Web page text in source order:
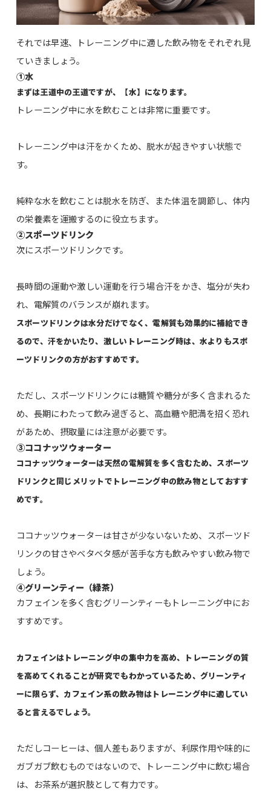
それでは早速、トレーニング中に適した飲み物をそれぞれ見
ていきましょう。
①水
まずは王道中の王道ですが、【水】になります。
トレーニング中に水を飲むことは非常に重要です。
トレーニング中は汗をかくため、脱水が起きやすい状態で
す。
純粋な水を飲むことは脱水を防ぎ、また体温を調節し、体内
の栄養素を運搬するのに役立ちます。
②スポーツドリンク
次にスポーツドリンクです。
長時間の運動や激しい運動を行う場合汗をかき、塩分が失わ
れ、電解質のバランスが崩れます。
スポーツドリンクは水分だけでなく、電解質も効果的に補給でき
るので、汗をかいたり、激しいトレーニング時は、水よりもスポ
ーツドリンクの方がおすすめです。
ただし、スポーツドリンクには糖質や糖分が多く含まれるた
め、長期にわたって飲み過ぎると、高血糖や肥満を招く恐れ
があため、摂取量には注意が必要です。
③ココナッツウォーター
ココナッツウォーターは天然の電解質を多く含むため、スポーツ
ドリンクと同じメリットでトレーニング中の飲み物としておすす
めです。
ココナッツウォーターは甘さが少ないないため、スポーツド
リンクの甘さやベタベタ感が苦手な方も飲みやすい飲み物で
しょう。
④グリーンティー（緑茶）
カフェインを多く含むグリーンティーもトレーニング中にお
すすめです。
カフェインはトレーニング中の集中力を高め、トレーニングの質
を高めてくれることが研究でもわかっているため、グリーンティ
ーに限らず、カフェイン系の飲み物はトレーニング中に適してい
ると言えるでしょう。
ただしコーヒーは、個人差もありますが、利尿作用や味的に
ガブガブ飲むものではないので、トレーニング中に飲む場合
は、お茶系が選択肢として有力です。